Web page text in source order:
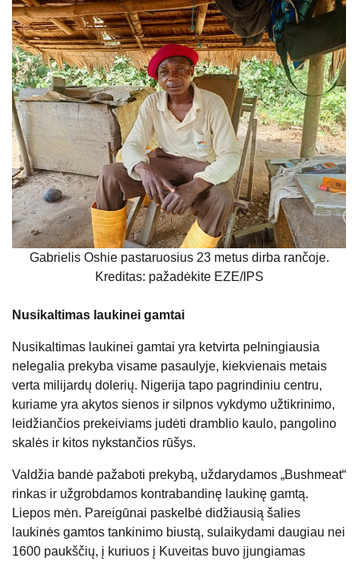
Gabrielis Oshie pastaruosius 23 metus dirba rančoje.
Kreditas: pažadėkite EZE/IPS
Nusikaltimas laukinei gamtai
Nusikaltimas laukinei gamtai yra ketvirta pelningiausia
nelegalia prekyba visame pasaulyje, kiekvienais metais
verta milijardų dolerių. Nigerija tapo pagrindiniu centru,
kuriame yra akytos sienos ir silpnos vykdymo užtikrinimo,
leidžiančios prekeiviams judėti dramblio kaulo, pangolino
skalės ir kitos nykstančios rūšys.
Valdžia bandė pažaboti prekybą, uždarydamos „Bushmeat“
rinkas ir užgrobdamos kontrabandinę laukinę gamtą.
Liepos mėn. Pareigūnai paskelbė didžiausią šalies
laukinės gamtos tankinimo biustą, sulaikydami daugiau nei
1600 paukščių, į kuriuos į Kuveitas buvo įjungiamas